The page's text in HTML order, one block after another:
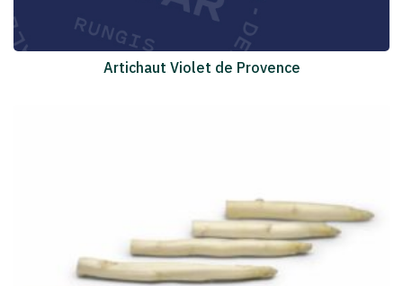
Artichaut Violet de Provence